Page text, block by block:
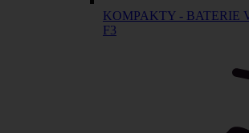
KOMPAKTY - BATERIE
F3